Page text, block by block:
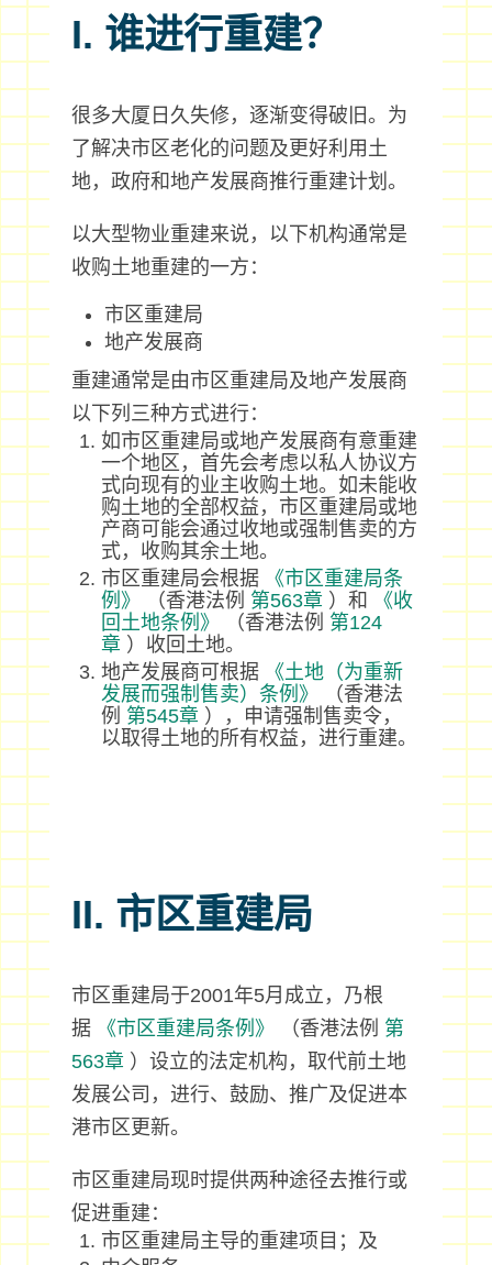
I. 谁进行重建？
很多大厦日久失修，逐渐变得破旧。为
了解决市区老化的问题及更好利用土
地，政府和地产发展商推行重建计划。
以大型物业重建来说，以下机构通常是
收购土地重建的一方：
市区重建局
地产发展商
重建通常是由市区重建局及地产发展商
以下列三种方式进行：
如市区重建局或地产发展商有意重建
一个地区，首先会考虑以私人协议方
式向现有的业主收购土地。如未能收
购土地的全部权益，市区重建局或地
产商可能会通过收地或强制售卖的方
式，收购其余土地。
市区重建局会根据
《市区重建局条
例》
（香港法例 第563章）和
《收
回土地条例》
（香港法例 第124
章）收回土地。
地产发展商可根据
《土地（为重新
发展而强制售卖）条例》
（香港法
例 第545章），申请强制售卖令，
以取得土地的所有权益，进行重建。
II. 市区重建局
市区重建局于2001年5月成立，乃根
据
《市区重建局条例》 （香港法例 第
563章）设立的法定机构，取代前土地
发展公司，进行、鼓励、推广及促进本
港市区更新。
市区重建局现时提供两种途径去推行或
促进重建：
市区重建局主导的重建项目；及